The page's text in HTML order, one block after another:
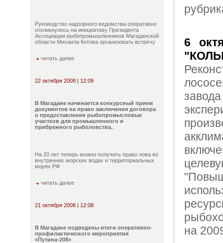
Руководство надзорного ведомства оперативно
откликнулось на инициативу Президента
Ассоциации рыбопромышленников Магаданской
области Михаила Котова организовать встречу
читать далее
22 октября 2008 | 12:09
В Магадане начинается конкурсный прием
документов на право заключения договора
о предоставлении рыбопромысловых
участков для промышленного и
прибрежного рыболовства.
На 20 лет теперь можно получить право лова во
внутренних морских водах и территориальных
морях РФ
читать далее
21 октября 2008 | 12:08
В Магадане подведены итоги оперативно-
профилактического мероприятия
«Путина-208»
6
на